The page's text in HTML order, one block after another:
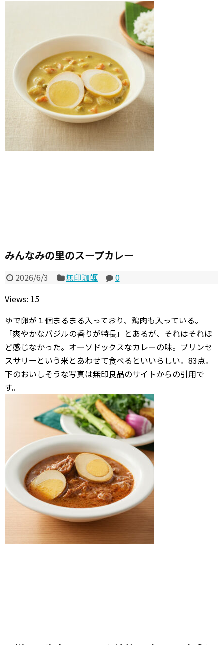
みんなみの里のスープカレー
2026/6/3 無印珈竰
0
Views: 15
ゆで卵が１個まるまる入っており、鶏肉も入っている。
「爽やかなバジルの香りが特長」とあるが、それはそれほ
ど感じなかった。オーソドックスなカレーの味。プリンセ
スサリーという米とあわせて食べるといいらしい。83点。
下のおいしそうな写真は無印良品のサイトからの引用で
す。